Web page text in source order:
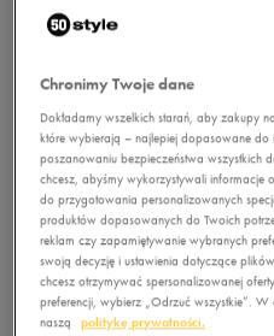
Chronimy Twoje dane
Dokładamy wszelkich starań, aby zakupy
które wybierają – najlepiej dopasowane do
poszanowaniu bezpieczeństwa wszystkich
chcesz, abyśmy wykorzystywali informacje
do przygotowania personalizowanych
produktów dopasowanych do Twoich
reklam czy zapamiętywanie wybranych
swoją decyzję i ustawienia dotyczące
chcesz otrzymywać spersonalizowanej
preferencji, wybierz „Odrzuć wszystkie”.
naszą
politykę prywatności.